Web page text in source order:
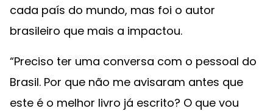
cada país do mundo, mas foi o autor
brasileiro que mais a impactou.
“Preciso ter uma conversa com o pessoal do
Brasil. Por que não me avisaram antes que
este é o melhor livro já escrito? O que vou